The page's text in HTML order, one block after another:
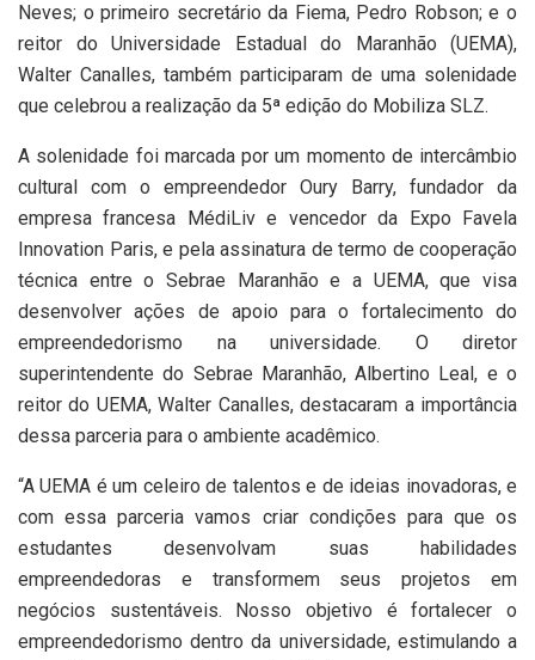
Neves; o primeiro secretário da Fiema, Pedro Robson; e o
reitor do Universidade Estadual do Maranhão (UEMA),
Walter Canalles, também participaram de uma solenidade
que celebrou a realização da 5ª edição do Mobiliza SLZ.
A solenidade foi marcada por um momento de intercâmbio
cultural com o empreendedor Oury Barry, fundador da
empresa francesa MédiLiv e vencedor da Expo Favela
Innovation Paris, e pela assinatura de termo de cooperação
técnica entre o Sebrae Maranhão e a UEMA, que visa
desenvolver ações de apoio para o fortalecimento do
empreendedorismo na universidade. O diretor
superintendente do Sebrae Maranhão, Albertino Leal, e o
reitor do UEMA, Walter Canalles, destacaram a importância
dessa parceria para o ambiente acadêmico.
“A UEMA é um celeiro de talentos e de ideias inovadoras, e
com essa parceria vamos criar condições para que os
estudantes desenvolvam suas habilidades
empreendedoras e transformem seus projetos em
negócios sustentáveis. Nosso objetivo é fortalecer o
empreendedorismo dentro da universidade, estimulando a